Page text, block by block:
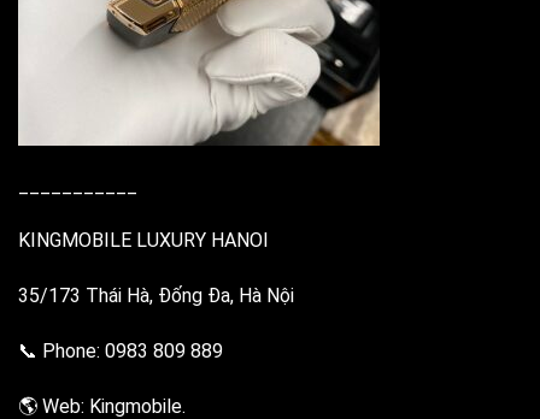
KINGMOBILE LUXURY HANOI
35/173 Thái Hà, Đống Đa, Hà Nội
📞 Phone: 0983 809 889
🌎 Web: Kingmobile.